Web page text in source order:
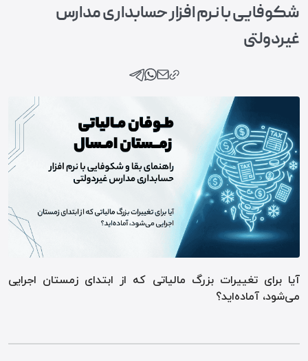
شکوفایی با نرم افزار حسابداری مدارس
غیردولتی
آیا برای تغییرات بزرگ مالیاتی که از ابتدای زمستان اجرایی
می‌شود، آماده‌اید؟